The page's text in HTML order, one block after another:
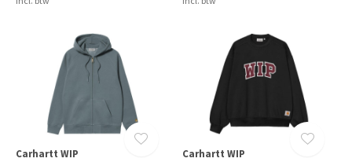
Carhartt WIP Carhartt WIP